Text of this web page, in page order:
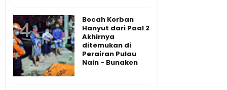
Bocah Korban
Hanyut dari Paal 2
Akhirnya
ditemukan di
Perairan Pulau
Nain - Bunaken